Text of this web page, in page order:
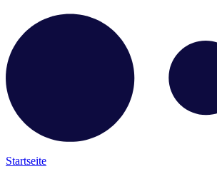
Startseite